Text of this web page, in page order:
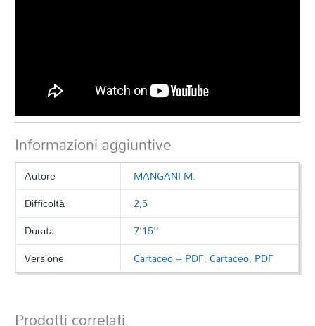
Informazioni aggiuntive
Autore
MANGANI M.
Difficoltà
2,5
Durata
7'15''
Versione
Cartaceo + PDF,Cartaceo, PDF
Prodotti correlati